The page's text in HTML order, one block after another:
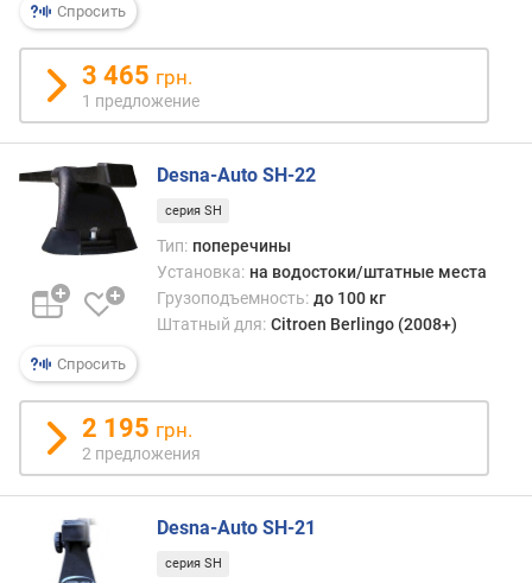
Спросить
3 465 грн.
1 предложение
Спросить
Desna-Auto SH-22
серия SH
Тип: поперечины
Установка: на водостоки/штатные места
Грузоподъемность: до 100 кг
Штатный для: Citroen Berlingo (2008+)
2 195 грн.
2 предложения
Desna-Auto SH-21
серия SH